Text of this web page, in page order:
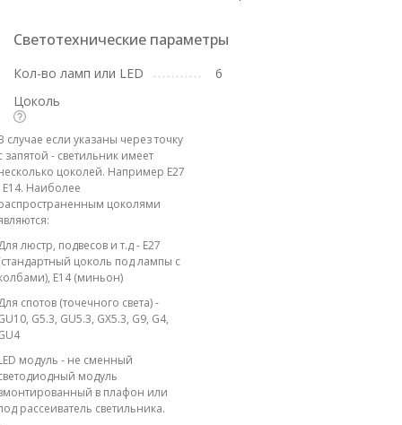
Светотехнические параметры
Кол-во ламп или LED
6
Цоколь
случае если указаны через точку
запятой - светильник имеет
цоколей. Например E27
E14. Наиболее
цоколями
люстр, подвесов и т.д - E27
цоколь под лампы с
E14 (миньон)
спотов (точечного света) -
G5.3, GU5.3, GX5.3, G9, G4,
модуль - не сменный
модуль
в плафон или
рассеиватель светильника.